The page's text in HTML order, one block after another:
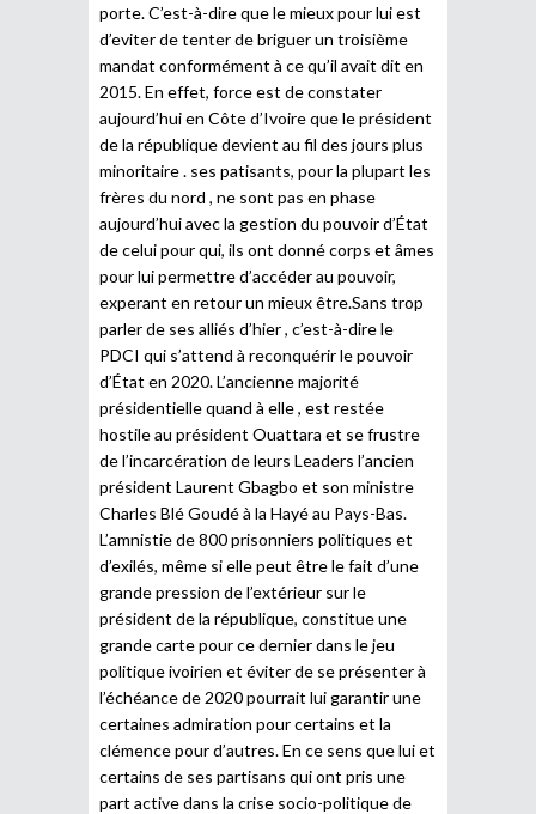
porte. C’est-à-dire que le mieux pour lui est
d’eviter de tenter de briguer un troisième
mandat conformément à ce qu’il avait dit en
2015. En effet, force est de constater
aujourd’hui en Côte d’Ivoire que le président
de la république devient au fil des jours plus
minoritaire . ses patisants, pour la plupart les
frères du nord , ne sont pas en phase
aujourd’hui avec la gestion du pouvoir d’État
de celui pour qui, ils ont donné corps et âmes
pour lui permettre d’accéder au pouvoir,
experant en retour un mieux être.Sans trop
parler de ses alliés d’hier , c’est-à-dire le
PDCI qui s’attend à reconquérir le pouvoir
d’État en 2020. L’ancienne majorité
présidentielle quand à elle , est restée
hostile au président Ouattara et se frustre
de l’incarcération de leurs Leaders l’ancien
président Laurent Gbagbo et son ministre
Charles Blé Goudé à la Hayé au Pays-Bas.
L’amnistie de 800 prisonniers politiques et
d’exilés, même si elle peut être le fait d’une
grande pression de l’extérieur sur le
président de la république, constitue une
grande carte pour ce dernier dans le jeu
politique ivoirien et éviter de se présenter à
l’échéance de 2020 pourrait lui garantir une
certaines admiration pour certains et la
clémence pour d’autres. En ce sens que lui et
certains de ses partisans qui ont pris une
part active dans la crise socio-politique de